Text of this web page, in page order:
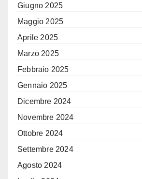
Giugno 2025
Maggio 2025
Aprile 2025
Marzo 2025
Febbraio 2025
Gennaio 2025
Dicembre 2024
Novembre 2024
Ottobre 2024
Settembre 2024
Agosto 2024